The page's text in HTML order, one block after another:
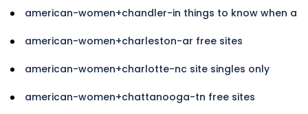
american-women+chandler-in things to know when a
american-women+charleston-ar free sites
american-women+charlotte-nc site singles only
american-women+chattanooga-tn free sites